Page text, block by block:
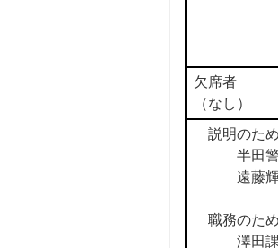
欠席者
（なし）
説明のた
半田警察
遠藤輝く
職務のた
澤田課長